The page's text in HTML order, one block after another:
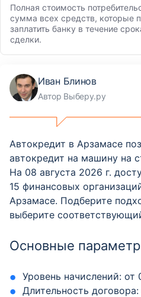
Полная стоимость
сумма всех средств, которые
заплатить банку в течение
сделки.
Иван Блинов
Автор Выберу.ру
Автокредит в Арзамасе
автокредит на машину на
На 08 августа 2026 г.
15 финансовых
Арзамасе. Подберите
выберите
Основные
Уровень начислений: от
Длительность